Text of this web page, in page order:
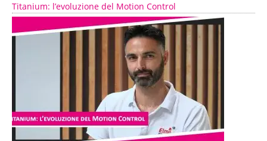
Titanium: l’evoluzione del Motion Control